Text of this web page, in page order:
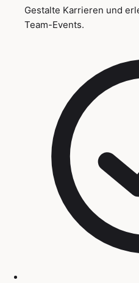
Gestalte Karrieren und
Team-Events.